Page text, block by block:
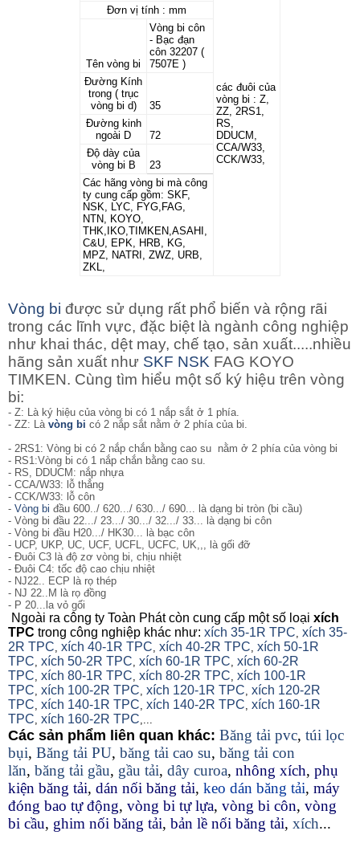
các đuôi của
vòng bi : Z,
ZZ, 2RS1,
RS,
DDUCM,
CCA/W33,
CCK/W33,
Đơn vị tính : mm
Tên vòng bi
Vòng bi côn
- Bạc đạn
côn 32207 (
7507E )
Đường Kính
trong ( trục
vòng bi d)
35
Đường kinh
ngoài D
72
Độ dày của
vòng bi B
23
Các hãng vòng bi mà công
ty cung cấp gồm: SKF,
NSK, LYC, FYG,FAG,
NTN, KOYO,
THK,IKO,TIMKEN,ASAHI,
C&U, EPK, HRB, KG,
MPZ, NATRI, ZWZ, URB,
ZKL,
Vòng bi được sử dụng rất phổ biến và rộng rãi
trong các lĩnh vực, đặc biệt là ngành công nghiệp
như khai thác, dệt may, chế tạo, sản xuất.....nhiều
hãng sản xuất như SKF NSK FAG KOYO
TIMKEN. Cùng tìm hiểu một số ký hiệu trên vòng
bi:
- Z: Là ký hiệu của vòng bi có 1 nắp sắt ở 1 phía.
- ZZ: Là vòng bi có 2 nắp sắt nằm ở 2 phía của bi.
- 2RS1: Vòng bi có 2 nắp chắn bằng cao su nằm ở 2 phía của vòng bi
- RS1:Vòng bi có 1 nắp chắn bằng cao su.
- RS, DDUCM: nắp nhựa
- CCA/W33: lỗ thẳng
- CCK/W33: lỗ côn
- Vòng bi đầu 600../ 620.../ 630.../ 690... là dạng bi tròn (bi cầu)
- Vòng bi đầu 22.../ 23.../ 30.../ 32.../ 33... là dạng bi côn
- Vòng bi đầu H20.../ HK30... là bạc côn
- UCP, UKP, UC, UCF, UCFL, UCFC, UK,,, là gối đỡ
- Đuôi C3 là độ zơ vòng bi, chịu nhiệt
- Đuôi C4: tốc độ cao chịu nhiệt
- NJ22.. ECP là rọ thép
- NJ 22..M là rọ đồng
- P 20...la vỏ gối
Ngoài ra công ty Toàn Phát còn cung cấp một số loại xích
TPC trong công nghiệp khác như: xích 35-1R TPC, xích 35-
2R TPC, xích 40-1R TPC, xích 40-2R TPC, xích 50-1R
TPC, xích 50-2R TPC, xích 60-1R TPC, xích 60-2R
TPC, xích 80-1R TPC, xích 80-2R TPC, xích 100-1R
TPC, xích 100-2R TPC, xích 120-1R TPC, xích 120-2R
TPC, xích 140-1R TPC, xích 140-2R TPC, xích 160-1R
TPC, xích 160-2R TPC,...
Các sản phẩm liên quan khác: Băng tải pvc, túi lọc
bụi, Băng tải PU, băng tải cao su, băng tải con
lăn, băng tải gầu, gầu tải, dây curoa, nhông xích, phụ
kiện băng tải, dán nối băng tải, keo dán băng tải, máy
đóng bao tự động, vòng bi tự lựa, vòng bi côn, vòng
bi cầu, ghim nối băng tải, bản lề nối băng tải, xích...